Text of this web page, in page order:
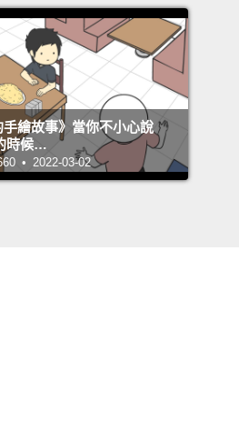
手繪故事》當你不小心說
時候…
• 2022-03-02